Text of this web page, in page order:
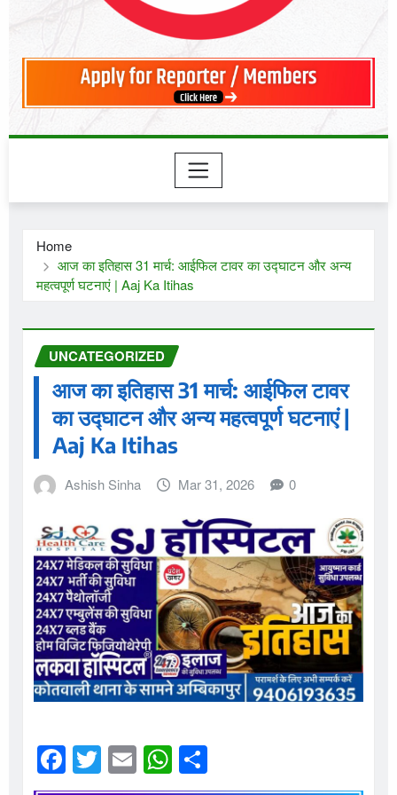
Home
आज का इतिहास 31 मार्च: आईफिल टावर का उद्घाटन और अन्य
महत्वपूर्ण घटनाएं | Aaj Ka Itihas
UNCATEGORIZED
आज का इतिहास 31 मार्च: आईफिल टावर
का उद्घाटन और अन्य महत्वपूर्ण घटनाएं |
Aaj Ka Itihas
Ashish Sinha Mar 31, 2026 0
F T E W